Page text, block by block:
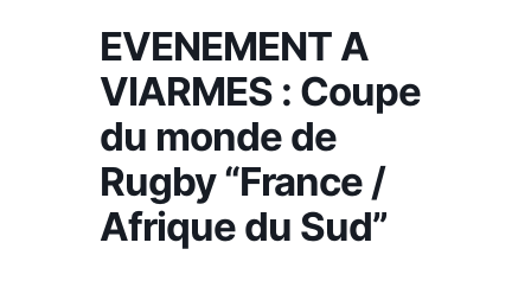
EVENEMENT A
VIARMES : Coupe
du monde de
Rugby “France /
Afrique du Sud”